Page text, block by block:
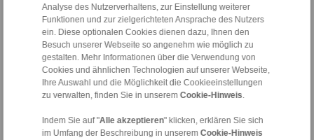
Analyse des Nutzerverhaltens, zur Einstellung weiterer
Funktionen und zur zielgerichteten Ansprache des Nutzers
ein. Diese optionalen Cookies dienen dazu, Ihnen den
Besuch unserer Webseite so angenehm wie möglich zu
gestalten. Mehr Informationen über die Verwendung von
Cookies und ähnlichen Technologien auf unserer Webseite,
Ihre Auswahl und die Möglichkeit die Cookieeinstellungen
zu verwalten, finden Sie in unserem Cookie-Hinweis
Indem Sie auf "Alle akzeptieren" klicken, erklären Sie sich
im Umfang der Beschreibung in unserem Cookie-Hinweis
Anbaufreiläufe FXRU